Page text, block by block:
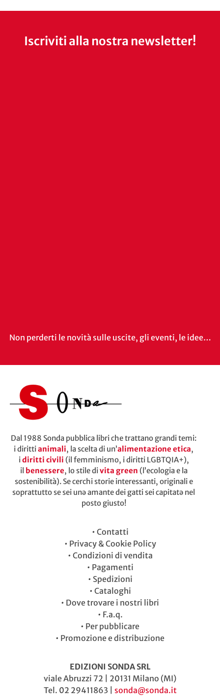
Iscriviti alla nostra newsletter!
Non perderti le novità sulle uscite, gli eventi, le idee…
Dal 1988 Sonda pubblica libri che trattano grandi temi:
i dirittianimali, la scelta di un’alimentazione etica,
idiritti civili (il femminismo, i diritti LGBTQIA+),
il benessere, lo stile divita green (l’ecologia e la
sostenibilità). Se cerchi storie interessanti, originali e
soprattutto se sei unə amante dei gatti sei capitatə nel
posto giusto!
• Contatti
• Privacy & Cookie Policy
• Condizioni di vendita
• Pagamenti
• Spedizioni
• Cataloghi
• Dove trovare i nostri libri
• F.a.q.
• Per pubblicare
• Promozione e distribuzione
EDIZIONI SONDA SRL
viale Abruzzi 72 | 20131 Milano (MI)
Tel. 02 29411863 | sonda@sonda.it